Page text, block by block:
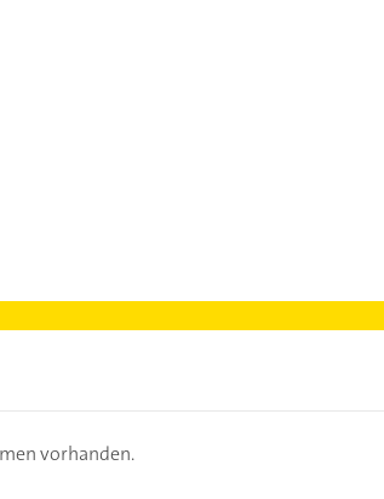
vorhanden.